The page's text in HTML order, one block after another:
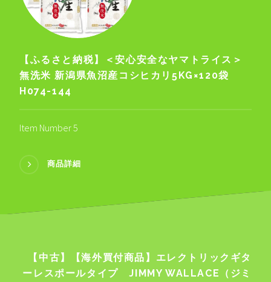
【ふるさと納税】＜安心安全なヤマトライス＞
無洗米 新潟県魚沼産コシヒカリ5KG×120袋
H074-144
Item Number 5
商品詳細
【中古】【海外買付商品】エレクトリックギタ
ーレスポールタイプ JIMMY WALLACE（ジミ